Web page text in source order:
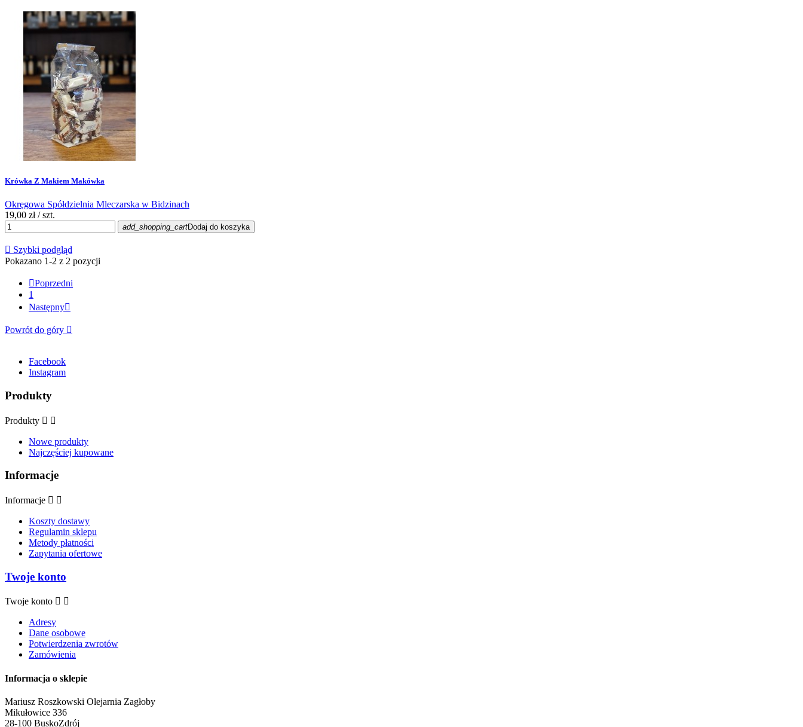
Krówka Z Makiem Makówka
Okręgowa Spółdzielnia Mleczarska w Bidzinach
19,00 zł / szt.
add_shopping_cartDodaj do koszyka
 Szybki podgląd
Pokazano 1-2 z 2 pozycji
Poprzedni
1
Następny
Powrót do góry 
Facebook
Instagram
Produkty
Produkty  
Nowe produkty
Najczęściej kupowane
Informacje
Informacje  
Koszty dostawy
Regulamin sklepu
Metody płatności
Zapytania ofertowe
Twoje konto
Twoje konto  
Adresy
Dane osobowe
Potwierdzenia zwrotów
Zamówienia
Informacja o sklepie
Mariusz Roszkowski Olejarnia Zagłoby
Mikułowice 336
28-100 Busko­Zdrój